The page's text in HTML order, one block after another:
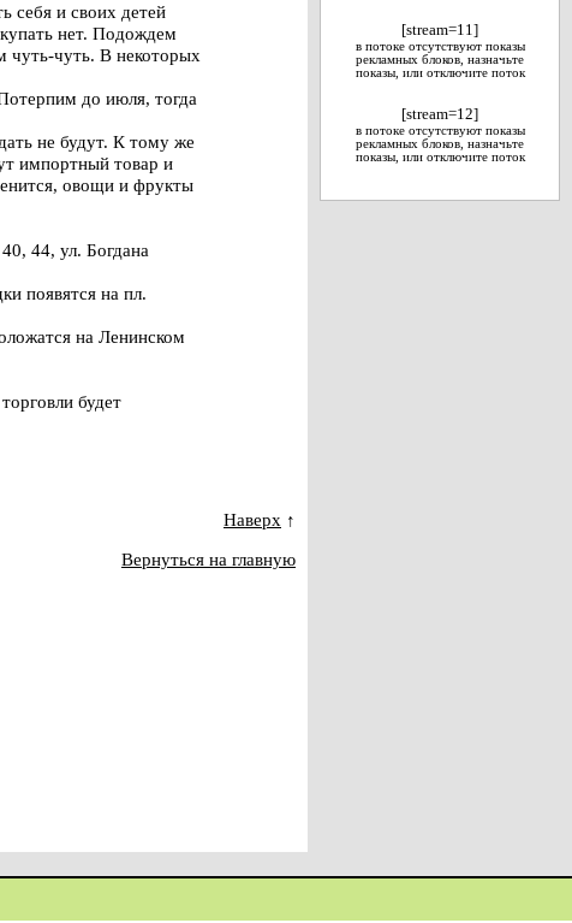
себя и своих детей
нет. Подождем
чуть-чуть. В некоторых
до июля, тогда
не будут. К тому же
импортный товар и
овощи и фрукты
44, ул. Богдана
появятся на пл.
на Ленинском
будет
Наверх ↑
Вернуться на главную
[stream=11]
в потоке отсутствуют показы
рекламных блоков, назначьте
показы, или отключите поток
[stream=12]
в потоке отсутствуют показы
рекламных блоков, назначьте
показы, или отключите поток